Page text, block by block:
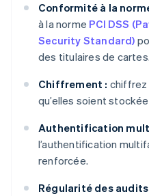
Conformité à la
à la norme PCI DSS
Security Standard)
des titulaires de cartes.
Chiffrement : chiffrez
qu’elles soient
Authentification
l’authentification
renforcée.
Régularité des